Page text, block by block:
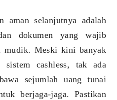
aman selanjutnya adalah
dokumen yang wajib
mudik. Meski kini banyak
sistem cashless, tak ada
sejumlah uang tunai
berjaga-jaga. Pastikan